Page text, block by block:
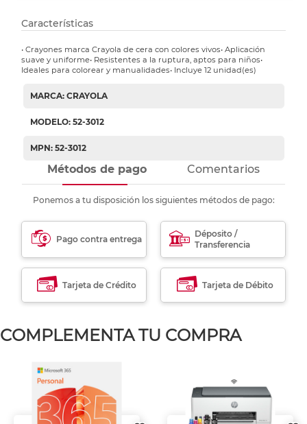
Características
• Crayones marca Crayola de cera con colores vivos• Aplicación
suave y uniforme• Resistentes a la ruptura, aptos para niños•
Ideales para colorear y manualidades• Incluye 12 unidad(es)
MARCA: CRAYOLA
MODELO: 52-3012
MPN: 52-3012
Métodos de pago Comentarios
Ponemos a tu disposición los siguientes métodos de pago:
Pago contra entrega
Déposito /
Transferencia
Tarjeta de Crédito Tarjeta de Débito
COMPLEMENTA TU COMPRA